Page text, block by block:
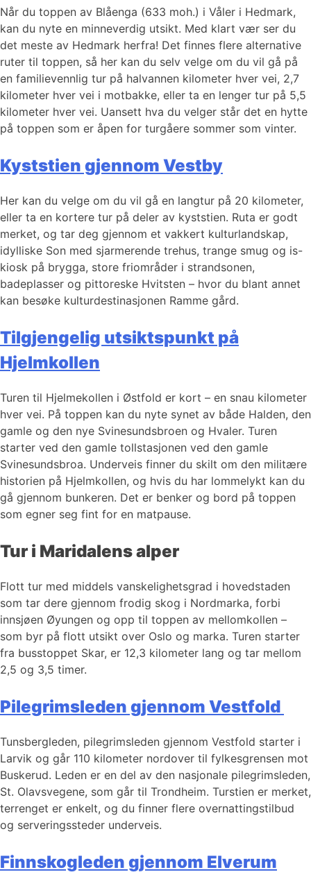
Når du toppen av Blåenga (633 moh.) i Våler i Hedmark,
kan du nyte en minneverdig utsikt. Med klart vær ser du
det meste av Hedmark herfra! Det finnes flere alternative
ruter til toppen, så her kan du selv velge om du vil gå på
en familievennlig tur på halvannen kilometer hver vei, 2,7
kilometer hver vei i motbakke, eller ta en lenger tur på 5,5
kilometer hver vei. Uansett hva du velger står det en hytte
på toppen som er åpen for turgåere sommer som vinter.
Kyststien gjennom Vestby
Her kan du velge om du vil gå en langtur på 20 kilometer,
eller ta en kortere tur på deler av kyststien. Ruta er godt
merket, og tar deg gjennom et vakkert kulturlandskap,
idylliske Son med sjarmerende trehus, trange smug og is-
kiosk på brygga, store friområder i strandsonen,
badeplasser og pittoreske Hvitsten – hvor du blant annet
kan besøke kulturdestinasjonen Ramme gård.
Tilgjengelig utsiktspunkt på
Hjelmkollen
Turen til Hjelmekollen i Østfold er kort – en snau kilometer
hver vei. På toppen kan du nyte synet av både Halden, den
gamle og den nye Svinesundsbroen og Hvaler. Turen
starter ved den gamle tollstasjonen ved den gamle
Svinesundsbroa. Underveis finner du skilt om den militære
historien på Hjelmkollen, og hvis du har lommelykt kan du
gå gjennom bunkeren. Det er benker og bord på toppen
som egner seg fint for en matpause.
Tur i Maridalens alper
Flott tur med middels vanskelighetsgrad i hovedstaden
som tar dere gjennom frodig skog i Nordmarka, forbi
innsjøen Øyungen og opp til toppen av mellomkollen –
som byr på flott utsikt over Oslo og marka. Turen starter
fra busstoppet Skar, er 12,3 kilometer lang og tar mellom
2,5 og 3,5 timer.
Pilegrimsleden gjennom Vestfold
Tunsbergleden, pilegrimsleden gjennom Vestfold starter i
Larvik og går 110 kilometer nordover til fylkesgrensen mot
Buskerud. Leden er en del av den nasjonale pilegrimsleden,
St. Olavsvegene, som går til Trondheim. Turstien er merket,
terrenget er enkelt, og du finner flere overnattingstilbud
og serveringssteder underveis.
Finnskogleden gjennom Elverum